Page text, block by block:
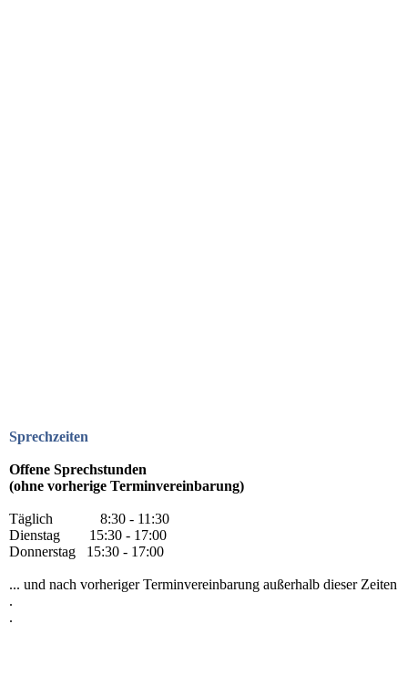
Sprechzeiten
Offene Sprechstunden
(ohne vorherige Terminvereinbarung)
Täglich 8:30 - 11:30
Dienstag 15:30 - 17:00
Donnerstag 15:30 - 17:00
... und nach vorheriger Terminvereinbarung außerhalb dieser Zeiten
.
.